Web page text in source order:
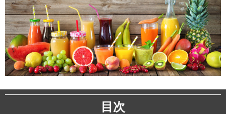
目次